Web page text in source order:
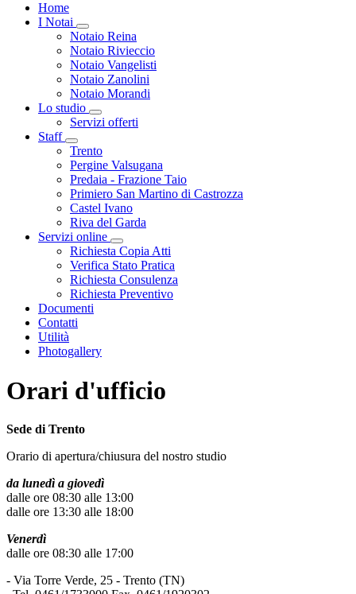
Home
I Notai
Visualizza menù di secondo livello
Notaio Reina
Notaio Rivieccio
Notaio Vangelisti
Notaio Zanolini
Notaio Morandi
Lo studio
Visualizza menù di secondo livello
Servizi offerti
Staff
Visualizza menù di secondo livello
Trento
Pergine Valsugana
Predaia - Frazione Taio
Primiero San Martino di Castrozza
Castel Ivano
Riva del Garda
Servizi online
Visualizza menù di secondo livello
Richiesta Copia Atti
Verifica Stato Pratica
Richiesta Consulenza
Richiesta Preventivo
Documenti
Contatti
Utilità
Photogallery
Orari d'ufficio
Sede di Trento
Orario di apertura/chiusura del nostro studio
da lunedì a giovedì
dalle ore 08:30 alle 13:00
dalle ore 13:30 alle 18:00
Venerdì
dalle ore 08:30 alle 17:00
- Via Torre Verde, 25 - Trento (TN)